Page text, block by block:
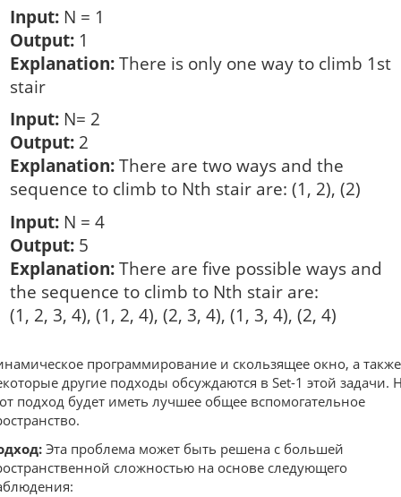
Input: N = 1
Output: 1
Explanation: There is only one way to climb 1st
stair
Input: N= 2
Output: 2
Explanation: There are two ways and the
sequence to climb to Nth stair are: (1, 2), (2)
Input: N = 4
Output: 5
Explanation: There are five possible ways and
the sequence to climb to Nth stair are:
(1, 2, 3, 4), (1, 2, 4), (2, 3, 4), (1, 3, 4), (2, 4)
программирование и скользящее окно, а также
другие подходы обсуждаются в Set-1 этой задачи.
подход будет иметь лучшее общее вспомогательное
Эта проблема может быть решена с большей
сложностью на основе следующего